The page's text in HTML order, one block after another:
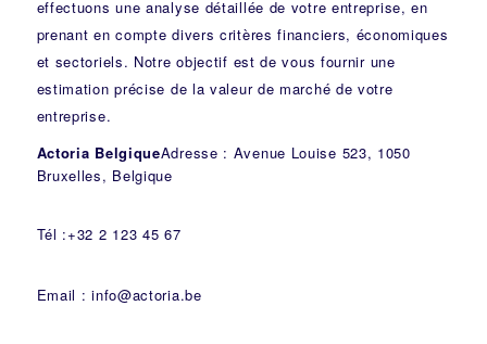
effectuons une analyse détaillée de votre entreprise, en
prenant en compte divers critères financiers, économiques
et sectoriels. Notre objectif est de vous fournir une
estimation précise de la valeur de marché de votre
entreprise.
Actoria BelgiqueAdresse : Avenue Louise 523, 1050
Bruxelles, Belgique
Tél :+32 2 123 45 67
Email : info@actoria.be